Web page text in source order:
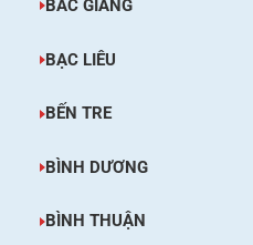
BẮC GIANG
BẠC LIÊU
BẾN TRE
BÌNH DƯƠNG
BÌNH THUẬN